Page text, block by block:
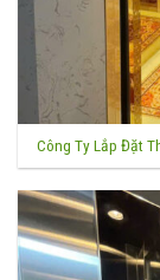
Công Ty Lắp Đặt